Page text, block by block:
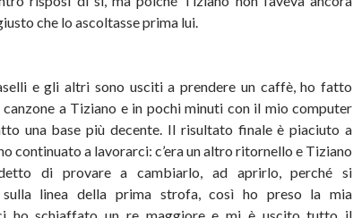
che lo ascoltasse prima lui.
e gli altri sono usciti a prendere un caffè, ho fatto
a Tiziano e in pochi minuti con il mio computer
una base più decente. Il risultato finale è piaciuto a
continuato a lavorarci: c’era un altro ritornello e Tiziano
di provare a cambiarlo, ad aprirlo, perché si
sulla linea della prima strofa, così ho preso la mia